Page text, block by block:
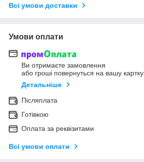
Всі умови доставки
Умови оплати
Ви отримаєте замовлення
або гроші повернуться на вашу картку
Детальніше
Післяплата
Готівкою
Оплата за реквізитами
Всі умови оплати